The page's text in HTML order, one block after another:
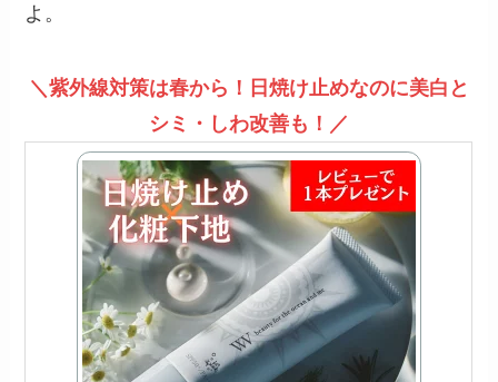
よ。
＼紫外線対策は春から！日焼け止めなのに美白と
シミ・しわ改善も！／